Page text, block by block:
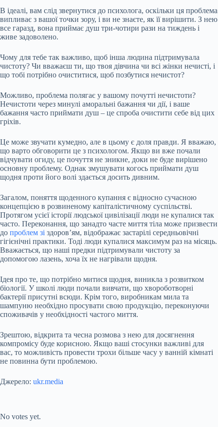
В ідеалі, вам слід звернутися до психолога, оскільки ця проблема
випливає з вашої точки зору, і ви не знаєте, як її вирішити. З нею
все гаразд, вона приймає душ три-чотири рази на тиждень і
живе задоволено.
Чому для тебе так важливо, щоб інша людина підтримувала
чистоту? Чи вважаєш ти, що твоя дівчина чи всі жінки нечисті, і
що тобі потрібно очиститися, щоб позбутися нечистот?
Можливо, проблема полягає у вашому почутті нечистоти?
Нечистоти через минулі аморальні бажання чи дії, і ваше
бажання часто приймати душ – це спроба очистити себе від цих
гріхів.
Це може звучати кумедно, але в цьому є доля правди. Я вважаю,
що варто обговорити це з психологом. Якщо ви вже почали
відчувати огиду, це почуття не зникне, доки не буде вирішено
основну проблему. Однак змушувати когось приймати душ
щодня проти його волі здається досить дивним.
Загалом, поняття щоденного купання є відносно сучасною
концепцією в розвиненому капіталістичному суспільстві.
Протягом усієї історії людської цивілізації люди не купалися так
часто. Переконання, що занадто часте миття тіла може призвести
до проблем зі здоров’ям, відображає застарілі середньовічні
гігієнічні практики. Тоді люди купалися максимум раз на місяць.
Вважається, що наші предки підтримували чистоту за
допомогою лазень, хоча їх не нагрівали щодня.
Ідея про те, що потрібно митися щодня, виникла з розвитком
біології. У школі люди почали вивчати, що хвороботворні
бактерії присутні всюди. Крім того, виробникам мила та
шампуню необхідно просувати свою продукцію, переконуючи
споживачів у необхідності частого миття.
Зрештою, відкрита та чесна розмова з нею для досягнення
компромісу буде корисною. Якщо ваші стосунки важливі для
вас, то можливість провести трохи більше часу у ванній кімнаті
не повинна бути проблемою.
Джерело: ukr.media
No votes yet.